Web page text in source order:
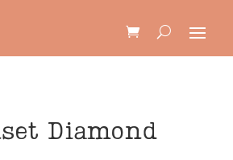
Diamond